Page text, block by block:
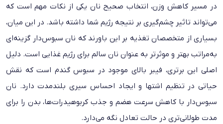
در مسیر کاهش وزن، انتخاب صحیح نان یکی از نکات مهم است که
می‌تواند تاثیر چشم‌گیری بر نتیجه رژیم شما داشته باشد. در این میان،
بسیاری از متخصصان تغذیه بر این باورند که نان سبوس‌دار گزینه‌ای
به‌مراتب بهتر و موثرتر به عنوان نان سالم برای رژیم غذایی است. دلیل
اصلی این برتری، فیبر بالای موجود در سبوس گندم است که نقش
حیاتی در تنظیم اشتها و ایجاد احساس سیری بلندمدت دارد. نان
سبوس‌دار با کاهش سرعت هضم و جذب کربوهیدرات‌ها، بدن را برای
مدت طولانی‌تری در حالت تعادل نگه می‌دارد.